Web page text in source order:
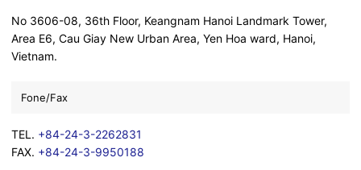
No 3606-08, 36th Floor, Keangnam Hanoi Landmark Tower,
Area E6, Cau Giay New Urban Area, Yen Hoa ward, Hanoi,
Vietnam.
Fone/Fax
TEL. +84-24-3-2262831
FAX. +84-24-3-9950188